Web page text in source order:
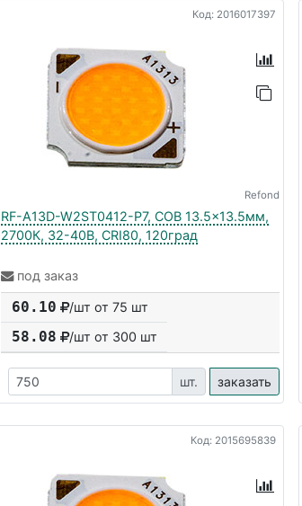
Код: 2016017397
Refond
RF-A13D-W2ST0412-P7, COB 13.5x13.5мм,
2700К, 32-40В, CRI80, 120град
под заказ
60.10 /шт от 75 шт
58.08 /шт от 300 шт
шт. заказать
Код: 2015695839